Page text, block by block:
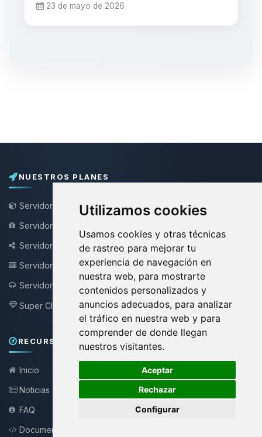
Utilizamos cookies
Usamos cookies y otras técnicas
de rastreo para mejorar tu
experiencia de navegación en
nuestra web, para mostrarte
contenidos personalizados y
anuncios adecuados, para analizar
el tráfico en nuestra web y para
comprender de donde llegan
nuestros visitantes.
Aceptar
Rechazar
Configurar
23 de mayo de 2026
NUESTROS PLANES
Servidor de Minecraft
Servidor Minecraft Gratis
Servidor Bungee / Velocity
Servidor VPS
Servidor Teamspeak
Super Choupy NEW !
RECURSOS Y SOPORTE
Inicio
Noticias
FAQ
Documentación API
🍪